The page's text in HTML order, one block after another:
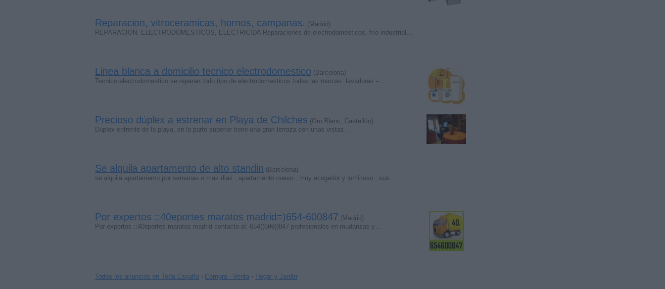
Reparacion, vitroceramicas, hornos, campanas. (Madrid)
REPARACION, ELECTRODOMESTICOS, ELECTRICIDA Reparaciones de electrodomésticos, frío industrial…
Linea blanca a domicilio tecnico electrodomestico (Barcelona)
Tecnico electrodomestico se reparan todo tipo de electrodomesticos todas las marcas: lavadoras –…
Precioso dúplex a estrenar en Playa de Chilches (Om Blanc, Castellón)
Dúplex enfrente de la playa, en la parte superior tiene una gran terraza con unas vistas…
Se alquila apartamento de alto standin (Barcelona)
se alquila apartamento por semanas o mas dias . apartamento nuevo , muy acogedor y luminoso , sus…
Por expertos ::40eportes maratos madrid=)654-600847 (Madrid)
Por expertos ::40eportes maratos madrid contacto al: 654((6θθ))847 profesionales en mudanzas y…
Todos los anuncios en Toda España › Compra - Venta › Hogar y Jardín